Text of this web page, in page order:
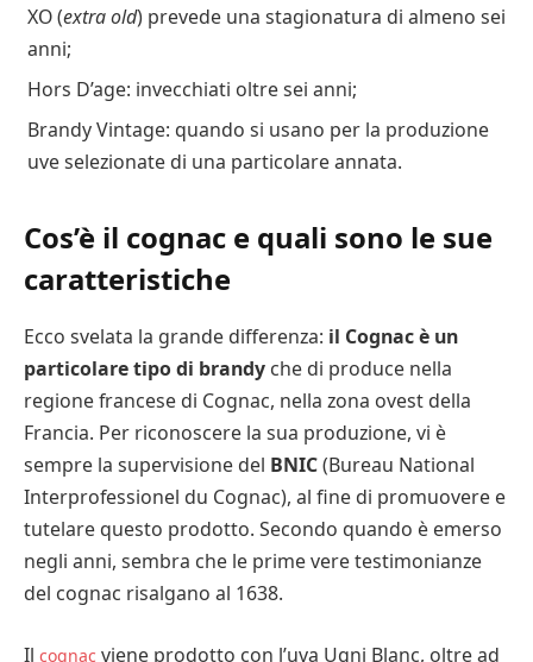
XO (extra old) prevede una stagionatura di almeno sei
anni;
Hors D’age: invecchiati oltre sei anni;
Brandy Vintage: quando si usano per la produzione
uve selezionate di una particolare annata.
Cos’è il cognac e quali sono le sue
caratteristiche
Ecco svelata la grande differenza: il Cognac è un
particolare tipo di brandy che di produce nella
regione francese di Cognac, nella zona ovest della
Francia. Per riconoscere la sua produzione, vi è
sempre la supervisione del BNIC(Bureau National
Interprofessionel du Cognac), al fine di promuovere e
tutelare questo prodotto. Secondo quando è emerso
negli anni, sembra che le prime vere testimonianze
del cognac risalgano al 1638.
Il cognac viene prodotto con l’uva Ugni Blanc, oltre ad